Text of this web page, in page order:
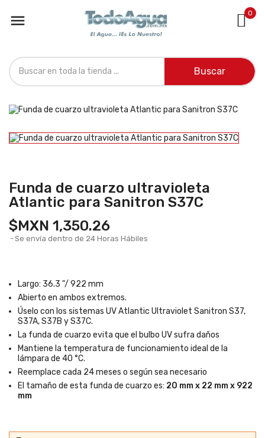
 0
Buscar
Funda de cuarzo ultravioleta
Atlantic para Sanitron S37C
$MXN 1,350.26
Se envía dentro de 24 Horas Hábiles
Largo: 36.3 "/ 922 mm
Abierto en ambos extremos.
Úselo con los sistemas UV Atlantic Ultraviolet Sanitron S37,
S37A, S37B y S37C.
La funda de cuarzo evita que el bulbo UV sufra daños
Mantiene la temperatura de funcionamiento ideal de la
lámpara de 40 °C.
Reemplace cada 24 meses o según sea necesario
El tamaño de esta funda de cuarzo es: 20 mm x 22 mm x 922
mm